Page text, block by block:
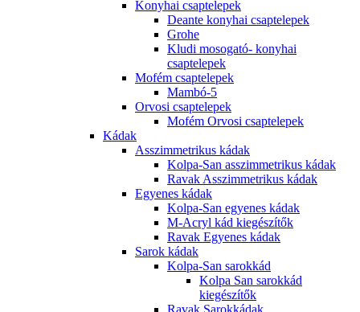
Konyhai csaptelepek
Deante konyhai csaptelepek
Grohe
Kludi mosogató- konyhai
csaptelepek
Mofém csaptelepek
Mambó-5
Orvosi csaptelepek
Mofém Orvosi csaptelepek
Kádak
Asszimmetrikus kádak
Kolpa-San asszimmetrikus kádak
Ravak Asszimmetrikus kádak
Egyenes kádak
Kolpa-San egyenes kádak
M-Acryl kád kiegészítők
Ravak Egyenes kádak
Sarok kádak
Kolpa-San sarokkád
Kolpa San sarokkád
kiegészítők
Ravak Sarokkádak